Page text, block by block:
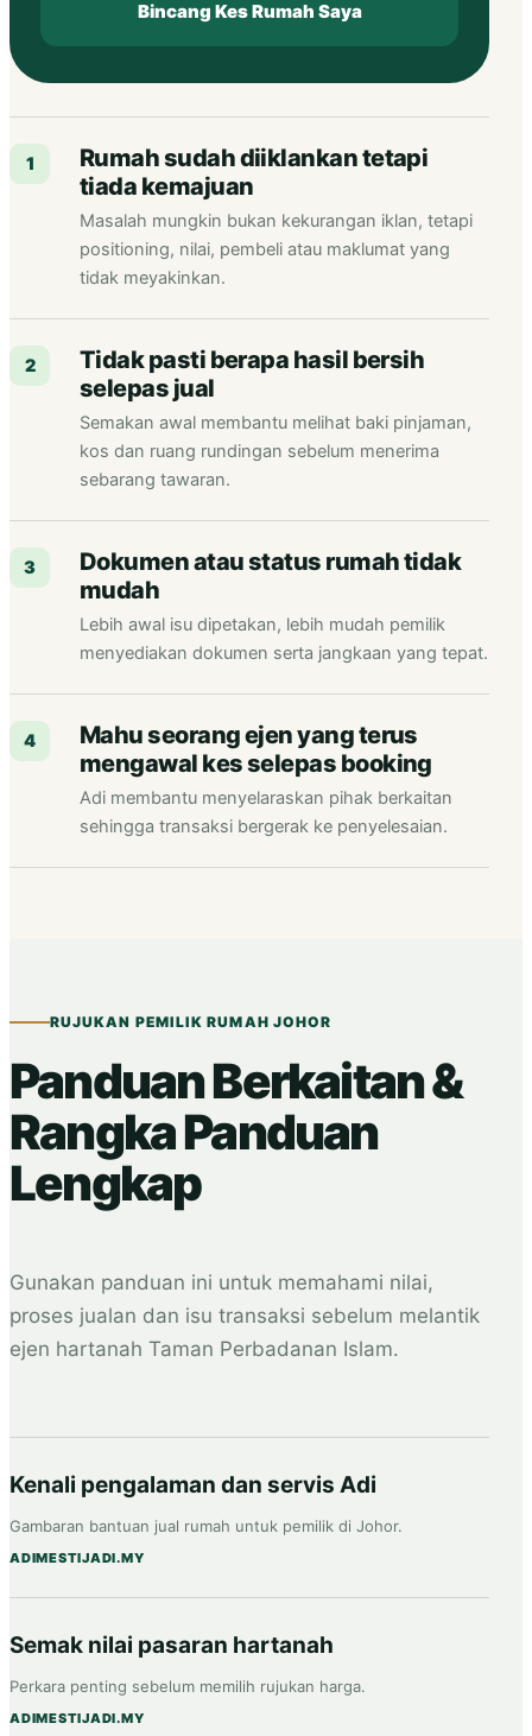
Bincang Kes Rumah Saya
1
Rumah sudah diiklankan tetapi
tiada kemajuan
Masalah mungkin bukan kekurangan iklan, tetapi
positioning, nilai, pembeli atau maklumat yang
tidak meyakinkan.
2
Tidak pasti berapa hasil bersih
selepas jual
Semakan awal membantu melihat baki pinjaman,
kos dan ruang rundingan sebelum menerima
sebarang tawaran.
3
Dokumen atau status rumah tidak
mudah
Lebih awal isu dipetakan, lebih mudah pemilik
menyediakan dokumen serta jangkaan yang tepat.
4
Mahu seorang ejen yang terus
mengawal kes selepas booking
Adi membantu menyelaraskan pihak berkaitan
sehingga transaksi bergerak ke penyelesaian.
RUJUKAN PEMILIK RUMAH JOHOR
Panduan Berkaitan &
Rangka Panduan
Lengkap
Gunakan panduan ini untuk memahami nilai,
proses jualan dan isu transaksi sebelum melantik
ejen hartanah Taman Perbadanan Islam.
Kenali pengalaman dan servis Adi
Gambaran bantuan jual rumah untuk pemilik di Johor.
ADIMESTIJADI.MY
Semak nilai pasaran hartanah
Perkara penting sebelum memilih rujukan harga.
ADIMESTIJADI.MY